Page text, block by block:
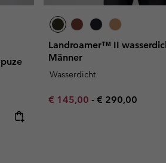
Landroamer™ II
Männer
Wasserdicht
Minimum sale price:
€ 145,00 - Maximum price:
€ 290,00